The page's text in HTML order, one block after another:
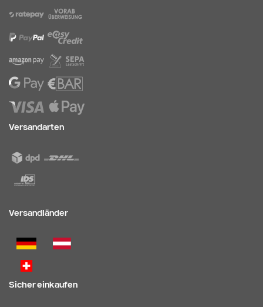
Versandarten
Versandländer
Sicher einkaufen